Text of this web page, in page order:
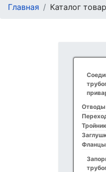
Главная Каталог
Отводы
Фланцы